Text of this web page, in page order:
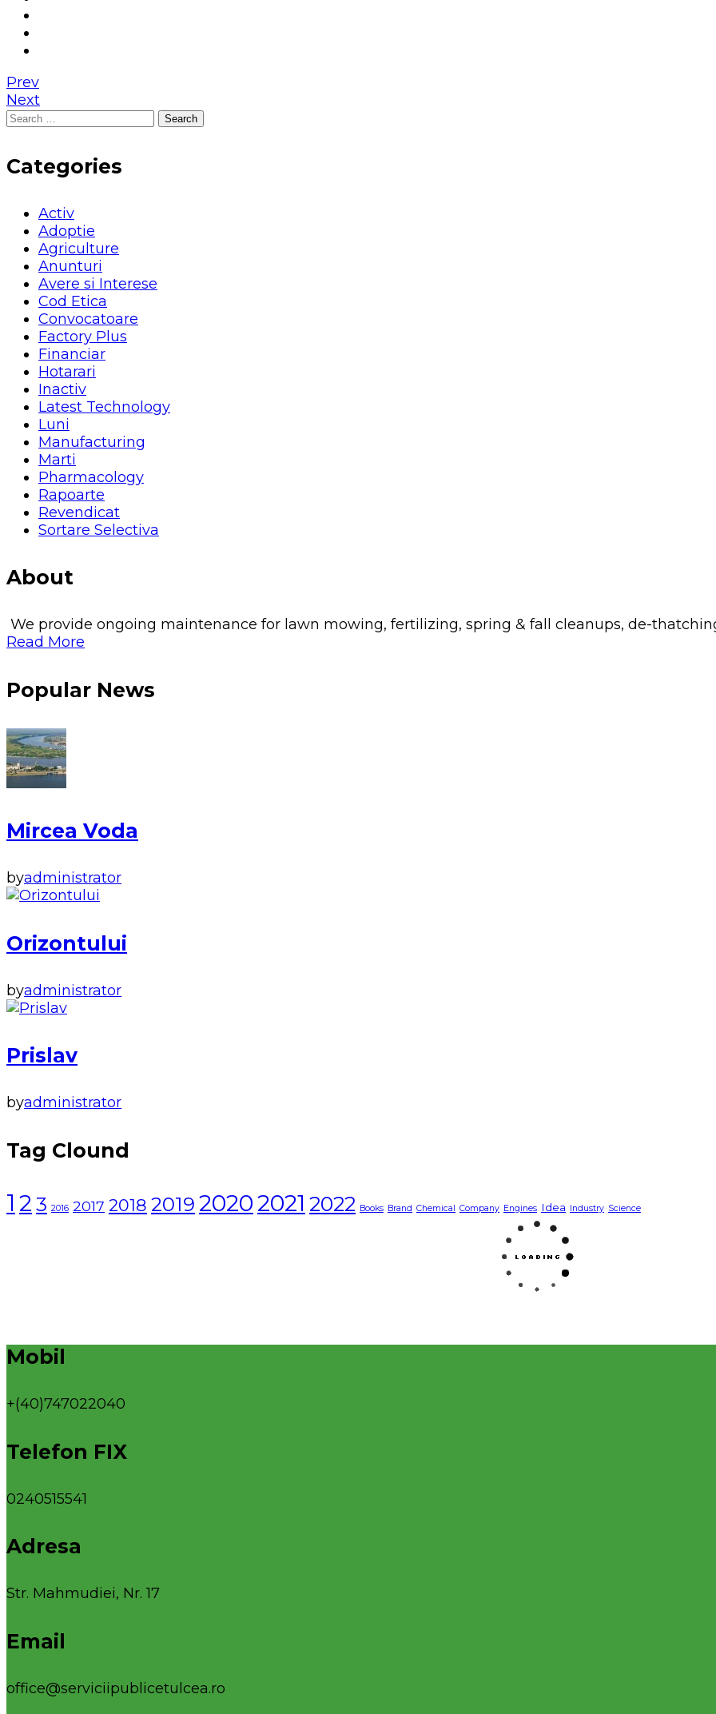
Prev
Next
Search
Categories
Activ
Adoptie
Agriculture
Anunturi
Avere si Interese
Cod Etica
Convocatoare
Factory Plus
Financiar
Hotarari
Inactiv
Latest Technology
Luni
Manufacturing
Marti
Pharmacology
Rapoarte
Revendicat
Sortare Selectiva
About
We provide ongoing maintenance for lawn mowing, fertilizing, spring & fall cleanups, de-
Read More
Popular News
Mircea Voda
byadministrator
Orizontului
byadministrator
Prislav
byadministrator
Tag Clound
1 2 3 2016 2017 2018 2019 20202021 2022 Books Brand Chemical Company Engines Idea Industry Science
Mobil
+(40)747022040
Telefon FIX
0240515541
Adresa
Str. Mahmudiei, Nr. 17
Email
office@serviciipublicetulcea.ro